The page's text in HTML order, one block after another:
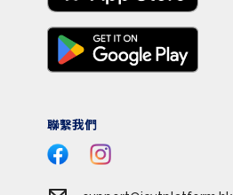
聯繫我們